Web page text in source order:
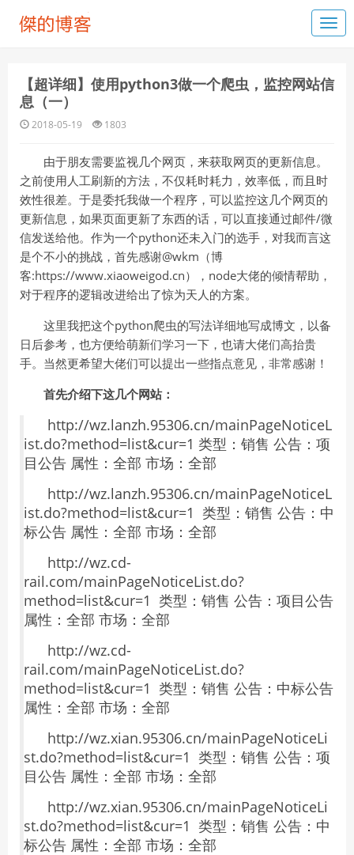
【超详细】使用python3做一个爬虫，监控网站信
息（一）
2018-05-19 1803
由于朋友需要监视几个网页，来获取网页的更新信息。
之前使用人工刷新的方法，不仅耗时耗力，效率低，而且时
效性很差。于是委托我做一个程序，可以监控这几个网页的
更新信息，如果页面更新了东西的话，可以直接通过邮件/微
信发送给他。作为一个python还未入门的选手，对我而言这
是个不小的挑战，首先感谢@wkm（博
客:https://www.xiaoweigod.cn），node大佬的倾情帮助，
对于程序的逻辑改进给出了惊为天人的方案。
这里我把这个python爬虫的写法详细地写成博文，以备
日后参考，也方便给萌新们学习一下，也请大佬们高抬贵
手。当然更希望大佬们可以提出一些指点意见，非常感谢！
首先介绍下这几个网站：
http://wz.lanzh.95306.cn/mainPageNoticeL
ist.do?method=list&cur=1 类型：销售 公告：项
目公告 属性：全部 市场：全部
http://wz.lanzh.95306.cn/mainPageNoticeL
ist.do?method=list&cur=1 类型：销售 公告：中
标公告 属性：全部 市场：全部
http://wz.cd-
rail.com/mainPageNoticeList.do?
method=list&cur=1 类型：销售 公告：项目公告
属性：全部 市场：全部
http://wz.cd-
rail.com/mainPageNoticeList.do?
method=list&cur=1 类型：销售 公告：中标公告
属性：全部 市场：全部
http://wz.xian.95306.cn/mainPageNoticeLi
st.do?method=list&cur=1 类型：销售 公告：项
目公告 属性：全部 市场：全部
http://wz.xian.95306.cn/mainPageNoticeLi
st.do?method=list&cur=1 类型：销售 公告：中
标公告 属性：全部 市场：全部